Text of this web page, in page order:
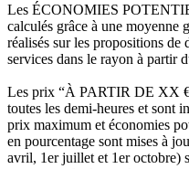
Les ÉCONOMIES
calculés grâce à une moyenne
réalisés sur les propositions de
services dans le rayon à partir
Les prix “À PARTIR DE XX
toutes les demi-heures et sont
prix maximum et économies
en pourcentage sont mises à
avril, 1er juillet et 1er octobre)